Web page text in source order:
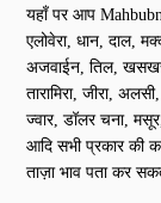
यहाँ पर आप
एलोवेरा, धान, दाल,
अजवाईन, तिल,
तारामिरा, जीरा,
ज्वार, डॉलर चना,
आदि सभी प्रकार की
ताज़ा भाव पता कर